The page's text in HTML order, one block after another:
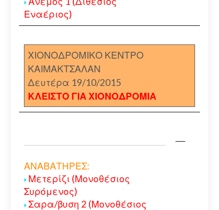
Εναέριος)
ΧΙΟΝΟΔΡΟΜΙΚΟ ΚΕΝΤΡΟ
ΚΑΙΜΑΚΤΣΑΛΑΝ
Δευτέρα 19/10/2015
ΚΛΕΙΣΤΟ ΓΙΑ ΧΙΟΝΟΔΡΟΜΙΑ
ΑΝΑΒΑΤΗΡΕΣ:
Μετερίζι (Μονοθέσιος
Συρόμενος)
Σαρα/βυση 2 (Μονοθέσιος